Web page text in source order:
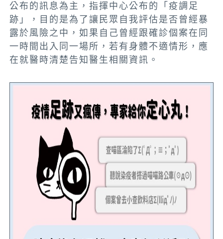
公布的訊息為主，指揮中心公布的「疫調足
跡」，目的是為了讓民眾自我評估是否曾經暴
露於風險之中，如果自己曾經跟確診個案在同
一時間出入同一場所，若有身體不適情形，應
在就醫時清楚告知醫生相關資訊。